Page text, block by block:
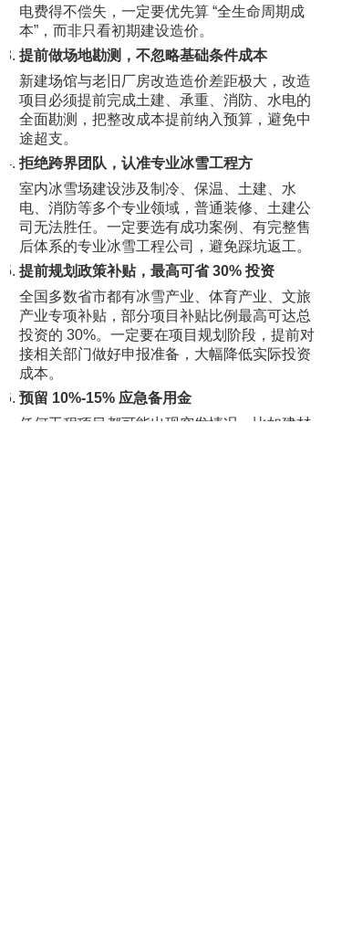
电费得不偿失，一定要优先算 “全生命周期成
本”，而非只看初期建设造价。
提前做场地勘测，不忽略基础条件成本
新建场馆与老旧厂房改造造价差距极大，改造
项目必须提前完成土建、承重、消防、水电的
全面勘测，把整改成本提前纳入预算，避免中
途超支。
拒绝跨界团队，认准专业冰雪工程方
室内冰雪场建设涉及制冷、保温、土建、水
电、消防等多个专业领域，普通装修、土建公
司无法胜任。一定要选有成功案例、有完整售
后体系的专业冰雪工程公司，避免踩坑返工。
提前规划政策补贴，最高可省 30% 投资
全国多数省市都有冰雪产业、体育产业、文旅
产业专项补贴，部分项目补贴比例最高可达总
投资的 30%。一定要在项目规划阶段，提前对
接相关部门做好申报准备，大幅降低实际投资
成本。
预留 10%-15% 应急备用金
任何工程项目都可能出现突发情况，比如建材